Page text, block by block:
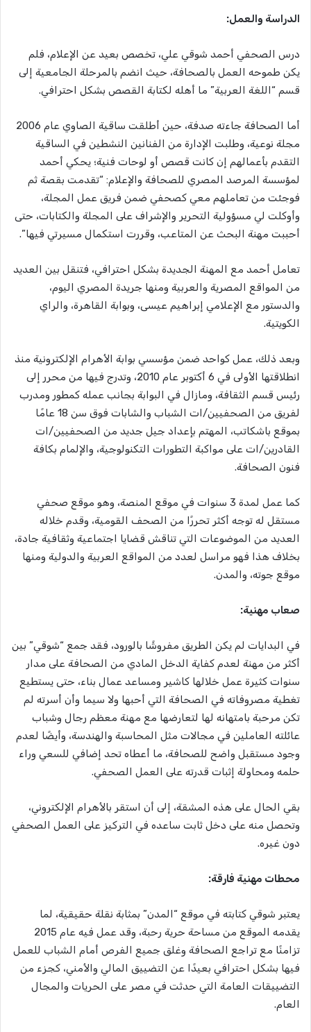
الدراسة والعمل:
درس الصحفي أحمد شوقي علي، تخصص بعيد عن الإعلام، فلم
يكن طموحه العمل بالصحافة، حيث انضم بالمرحلة الجامعية إلى
قسم “اللغة العربية” ما أهله لكتابة القصص بشكل احترافي.
أما الصحافة جاءته صدفة، حين أطلقت ساقية الصاوي عام 2006
مجلة نوعية، وطلبت الإدارة من الفنانين النشطين في الساقية
التقدم بأعمالهم إن كانت قصص أو لوحات فنية؛ يحكي أحمد
لمؤسسة المرصد المصري للصحافة والإعلام: “تقدمت بقصة ثم
فوجئت من تعاملهم معي كصحفي ضمن فريق عمل المجلة،
وأوكلت لي مسؤولية التحرير والإشراف على المجلة والكتابات، حتى
أحببت مهنة البحث عن المتاعب، وقررت استكمال مسيرتي فيها”.
تعامل أحمد مع المهنة الجديدة بشكل احترافي، فتنقل بين العديد
من المواقع المصرية والعربية ومنها جريدة المصري اليوم،
والدستور مع الإعلامي إبراهيم عيسى، وبوابة القاهرة، والراي
الكويتية.
وبعد ذلك، عمل كواحد ضمن مؤسسي بوابة الأهرام الإلكترونية منذ
انطلاقتها الأولى في 6 أكتوبر عام 2010، وتدرج فيها من محرر إلى
رئيس قسم الثقافة، ومازال في البوابة بجانب عمله كمطور ومدرب
لفريق من الصحفيين/ات الشباب والشابات فوق سن 18 عامًا
بموقع باشكاتب، المهتم بإعداد جيل جديد من الصحفيين/ات
القادرين/ات على مواكبة التطورات التكنولوجية، والإلمام بكافة
فنون الصحافة.
كما عمل لمدة 3 سنوات في موقع المنصة، وهو موقع صحفي
مستقل له توجه أكثر تحررًا من الصحف القومية، وقدم خلاله
العديد من الموضوعات التي تناقش قضايا اجتماعية وثقافية جادة،
بخلاف هذا فهو مراسل لعدد من المواقع العربية والدولية ومنها
موقع جوته، والمدن.
صعاب مهنية:
في البدايات لم يكن الطريق مفروشًا بالورود، فقد جمع “شوقي” بين
أكثر من مهنة لعدم كفاية الدخل المادي من الصحافة على مدار
سنوات كثيرة عمل خلالها كاشير ومساعد عمال بناء، حتى يستطيع
تغطية مصروفاته في الصحافة التي أحبها ولا سيما وأن أسرته لم
تكن مرحبة بامتهانه لها لتعارضها مع مهنة معظم رجال وشباب
عائلته العاملين في مجالات مثل المحاسبة والهندسة، وأيضًا لعدم
وجود مستقبل واضح للصحافة، ما أعطاه تحد إضافي للسعي وراء
حلمه ومحاولة إثبات قدرته على العمل الصحفي.
بقي الحال على هذه المشقة، إلى أن استقر بالأهرام الإلكتروني،
وتحصل منه على دخل ثابت ساعده في التركيز على العمل الصحفي
دون غيره.
محطات مهنية فارقة:
يعتبر شوقي كتابته في موقع “المدن” بمثابة نقلة حقيقية، لما
يقدمه الموقع من مساحة حرية رحبة، وقد عمل فيه عام 2015
تزامنًا مع تراجع الصحافة وغلق جميع الفرص أمام الشباب للعمل
فيها بشكل احترافي بعيدًا عن التضييق المالي والأمني، كجزء من
التضييقات العامة التي حدثت في مصر على الحريات والمجال
العام.